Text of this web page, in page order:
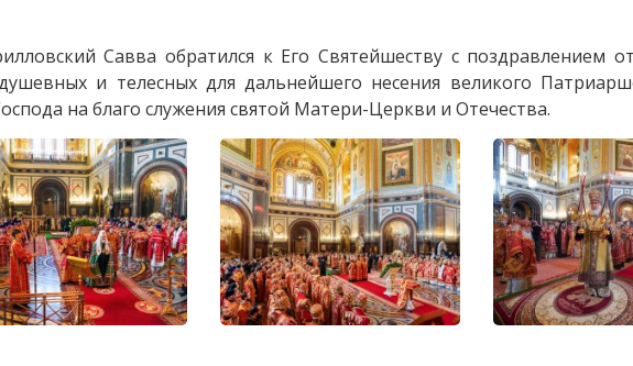
Савва обратился к Его Святейшеству с поздравлением
и телесных для дальнейшего несения великого
на благо служения святой Матери-Церкви и Отечества.